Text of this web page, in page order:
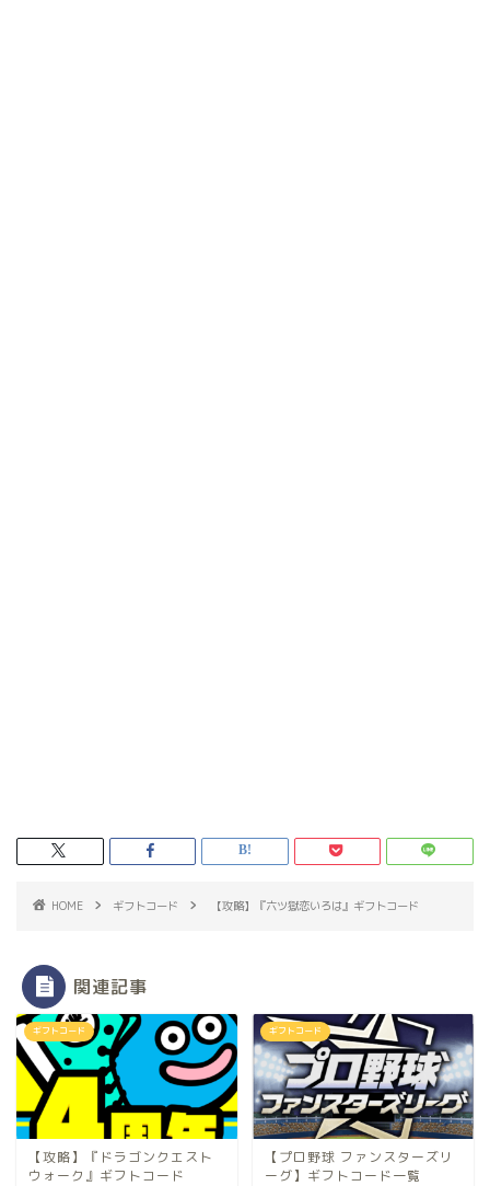
HOME ギフトコード 【攻略】『六ツ獄恋いろは』ギフトコード
関連記事
ギフトコード
【攻略】『ドラゴンクエスト
ウォーク』ギフトコード
ギフトコード
【プロ野球 ファンスターズリ
ーグ】ギフトコード一覧